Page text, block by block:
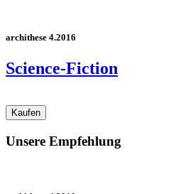
archithese 4.2016
Science-Fiction
Unsere Empfehlung